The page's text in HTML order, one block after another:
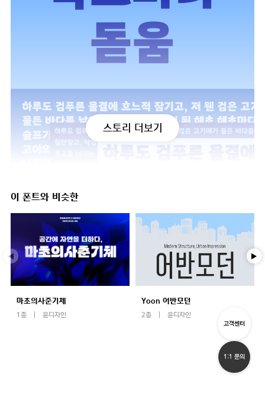
스토리 더보기
이 폰트와 비슷한
마초의사춘기체
1종 윤디자인
Yoon 어반모던
2종 윤디자인
고객센터
1:1 문의